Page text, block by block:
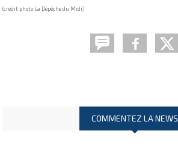
(crédit photo La Dépêche du Midi)
COMMENTEZ LA NEWS